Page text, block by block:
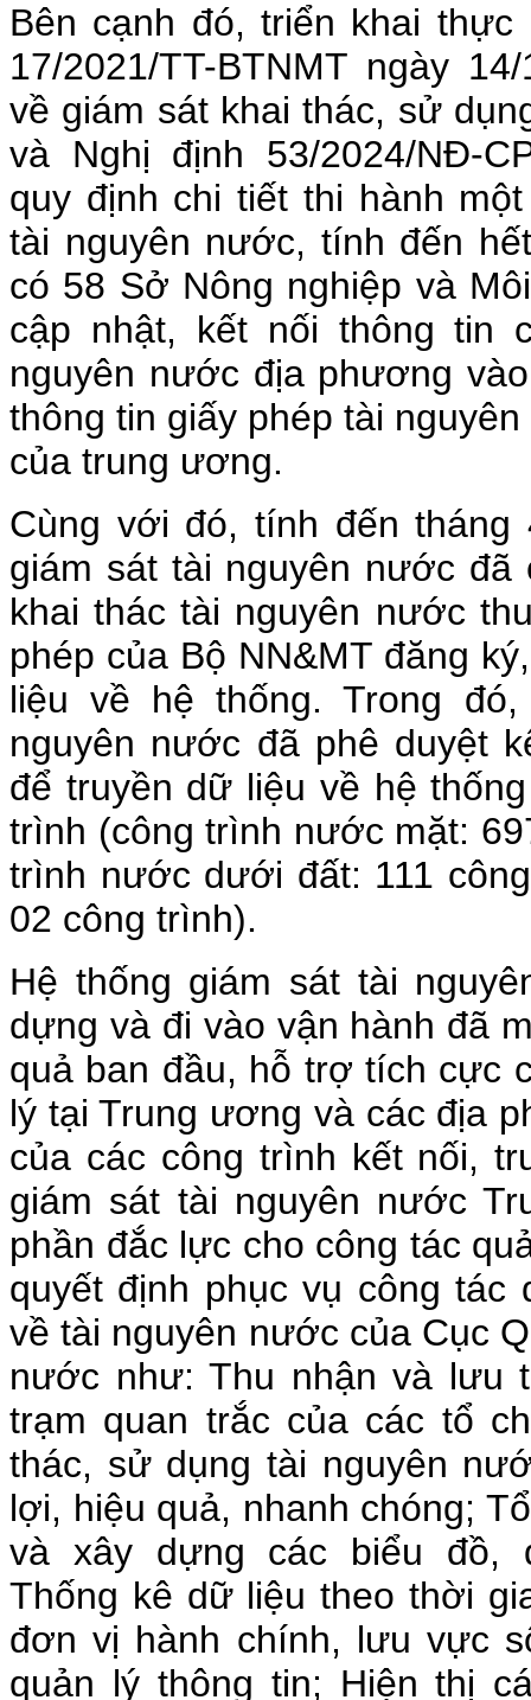
Bên cạnh đó, triển khai
17/2021/TT-BTNMT ngày
về giám sát khai thác, sử
và Nghị định 53/2024/NĐ-
quy định chi tiết thi hành
tài nguyên nước, tính đến
có 58 Sở Nông nghiệp và
cập nhật, kết nối thông tin
nguyên nước địa phương
thông tin giấy phép tài
của trung ương.
Cùng với đó, tính đến tháng
giám sát tài nguyên nước đã
khai thác tài nguyên nước
phép của Bộ NN&MT đăng
liệu về hệ thống. Trong
nguyên nước đã phê duyệt
để truyền dữ liệu về hệ
trình (công trình nước mặt:
trình nước dưới đất: 111
02 công trình).
Hệ thống giám sát tài
dựng và đi vào vận hành đã
quả ban đầu, hỗ trợ tích cực
lý tại Trung ương và các địa
của các công trình kết nối,
giám sát tài nguyên nước
phần đắc lực cho công tác
quyết định phục vụ công tác
về tài nguyên nước của Cục
nước như: Thu nhận và lưu
trạm quan trắc của các tổ
thác, sử dụng tài nguyên
lợi, hiệu quả, nhanh chóng;
và xây dựng các biểu đồ,
Thống kê dữ liệu theo thời
đơn vị hành chính, lưu vực
quản lý thông tin; Hiện thị